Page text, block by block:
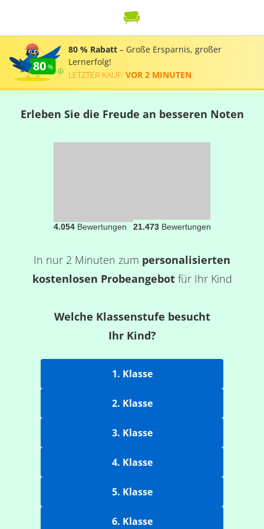
80
80 % Rabatt – Große Ersparnis, großer
Lernerfolg!
LETZTER KAUF: VOR 2 MINUTEN
Erleben Sie die Freude an besseren Noten
4.054Bewertungen 21.473Bewertungen
In nur 2 Minuten zum personalisierten
kostenlosen Probeangebotfür Ihr Kind
Welche Klassenstufe besucht
Ihr Kind?
1. Klasse
2. Klasse
3. Klasse
4. Klasse
5. Klasse
6. Klasse